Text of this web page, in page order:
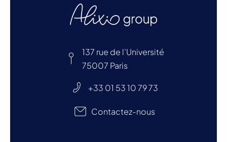
137 rue de l’Université
75007 Paris
+33 01 53 10 79 73
Contactez-nous